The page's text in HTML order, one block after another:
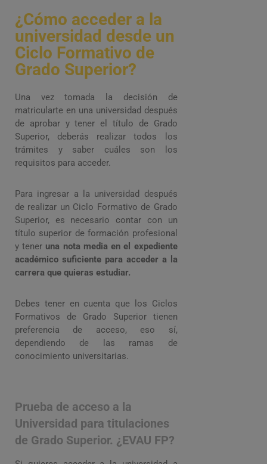
¿Cómo acceder a la
universidad desde un
Ciclo Formativo de
Grado Superior?
Una vez tomada la decisión de
matricularte en una universidad después
de aprobar y tener el título de Grado
Superior, deberás realizar todos los
trámites y saber cuáles son los
requisitos para acceder.
Para ingresar a la universidad después
de realizar un Ciclo Formativo de Grado
Superior, es necesario contar con un
título superior de formación profesional
y tener una nota media en el expediente
académico suficiente para acceder a la
carrera que quieras estudiar.
Debes tener en cuenta que los Ciclos
Formativos de Grado Superior tienen
preferencia de acceso, eso sí,
dependiendo de las ramas de
conocimiento universitarias.
Prueba de acceso a la
Universidad para titulaciones
de Grado Superior. ¿EVAU FP?